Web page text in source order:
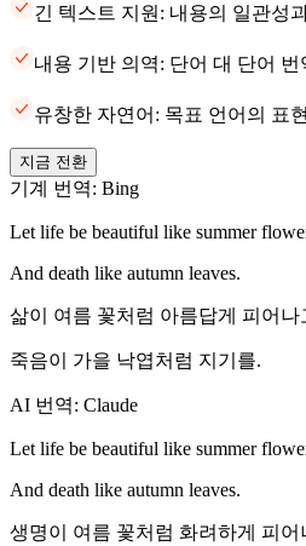
긴 텍스트 지원: 내용의 일관성
내용 기반 의역: 단어 대 단어 번
유창한 자연어: 목표 언어의 표
지금 전환
기계 번역: Bing
Let life be beautiful like summer
And death like autumn leaves.
삶이 여름 꽃처럼 아름답게 피어나
죽음이 가을 낙엽처럼 지기를.
AI 번역: Claude
Let life be beautiful like summer
And death like autumn leaves.
생명이 여름 꽃처럼 화려하게 피어